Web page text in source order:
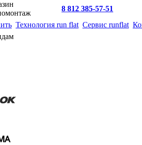
8 812 385-57-51
Технология run flat Сервис runflat